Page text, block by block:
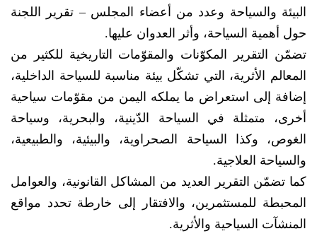
البيئة والسياحة وعدد من أعضاء المجلس – تقرير اللجنة
حول أهمية السياحة، وأثر العدوان عليها.
تضمّن التقرير المكوّنات والمقوّمات التاريخية للكثير من
المعالم الأثرية، التي تشكّل بيئة مناسبة للسياحة الداخلية،
إضافة إلى استعراض ما يملكه اليمن من مقوّمات سياحية
أخرى، متمثلة في السياحة الدّينية، والبحرية، وسياحة
الغوص، وكذا السياحة الصحراوية، والبيئية، والطبيعية،
والسياحة العلاجية.
كما تضمّن التقرير العديد من المشاكل القانونية، والعوامل
المحبطة للمستثمرين، والافتقار إلى خارطة تحدد مواقع
المنشآت السياحية والأثرية.